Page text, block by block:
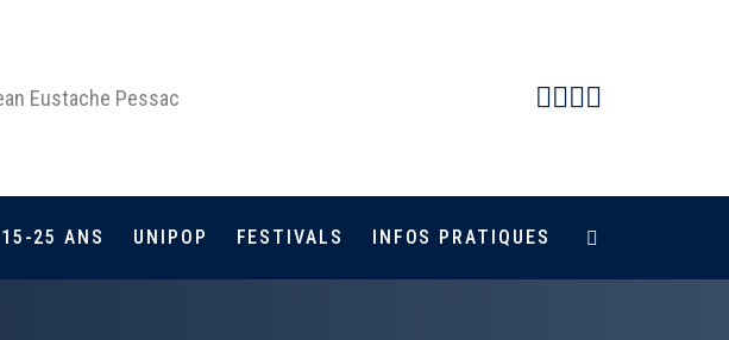
Facebook
Instagram
Youtube
15-25 ANS UNIPOP FESTIVALS INFOS PRATIQUES